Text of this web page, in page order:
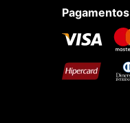
Pagamentos